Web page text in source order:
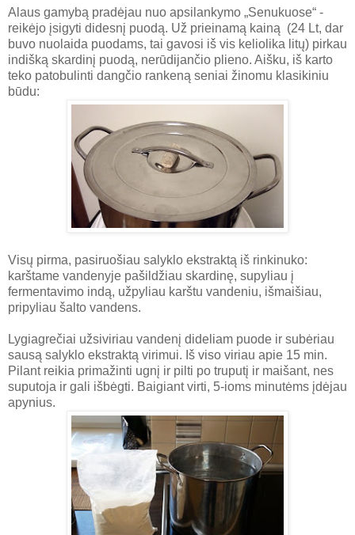
Alaus gamybą pradėjau nuo apsilankymo „Senukuose“ -
reikėjo įsigyti didesnį puodą. Už prieinamą kainą (24 Lt, dar
buvo nuolaida puodams, tai gavosi iš vis keliolika litų) pirkau
indišką skardinį puodą, nerūdijančio plieno. Aišku, iš karto
teko patobulinti dangčio rankeną seniai žinomu klasikiniu
būdu:
Visų pirma, pasiruošiau salyklo ekstraktą iš rinkinuko:
karštame vandenyje pašildžiau skardinę, supyliau į
fermentavimo indą, užpyliau karštu vandeniu, išmaišiau,
pripyliau šalto vandens.
Lygiagrečiai užsiviriau vandenį dideliam puode ir subėriau
sausą salyklo ekstraktą virimui. Iš viso viriau apie 15 min.
Pilant reikia primažinti ugnį ir pilti po truputį ir maišant, nes
suputoja ir gali išbėgti. Baigiant virti, 5-ioms minutėms įdėjau
apynius.